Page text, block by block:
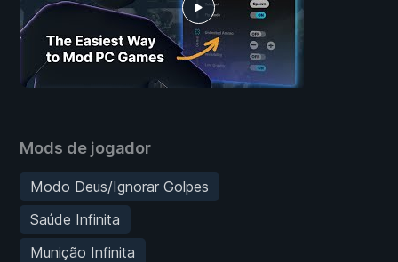
Mods de jogador
Modo Deus/Ignorar Golpes
Saúde Infinita
Munição Infinita